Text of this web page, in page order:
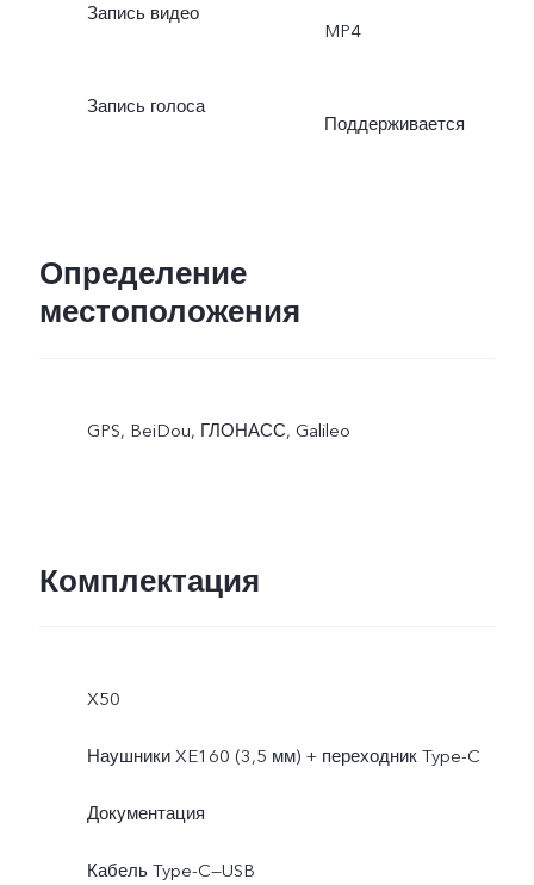
Запись видео
MP4
Запись голоса
Поддерживается
Определение
местоположения
GPS, BeiDou, ГЛОНАСС, Galileo
Комплектация
X50
Наушники XE160 (3,5 мм) + переходник Type-C
Документация
Кабель Type-C—USB